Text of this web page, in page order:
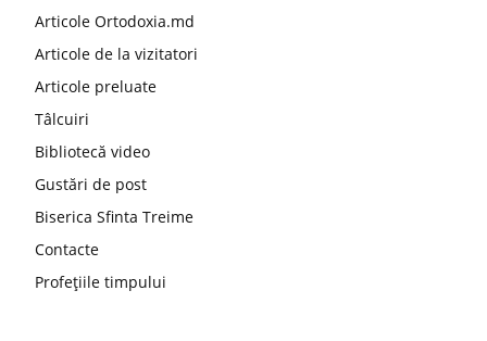
Articole Ortodoxia.md
Articole de la vizitatori
Articole preluate
Tâlcuiri
Bibliotecă video
Gustări de post
Biserica Sfinta Treime
Contacte
Profețiile timpului